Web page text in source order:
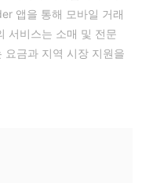
앱을 통해 모바일 거래
서비스는 소매 및 전문
요금과 지역 시장 지원을